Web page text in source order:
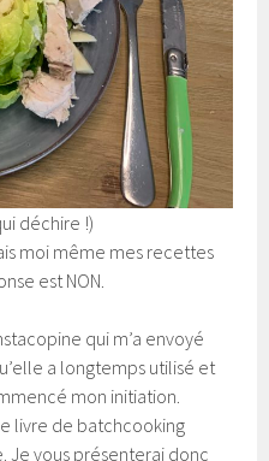
déchire !)
moi même mes recettes
est NON.
qui m’a envoyé
a longtemps utilisé et
mon initiation.
livre de batchcooking
Je vous présenterai donc